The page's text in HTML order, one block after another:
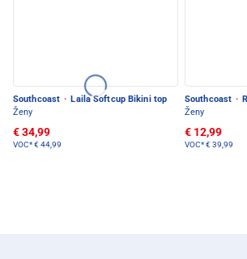
Southcoast · Laila Softcup Bikini top
Ženy
€ 34,99
VOC*€ 44,99
Southcoast ·
Ženy
€ 12,99
VOC*€ 39,99